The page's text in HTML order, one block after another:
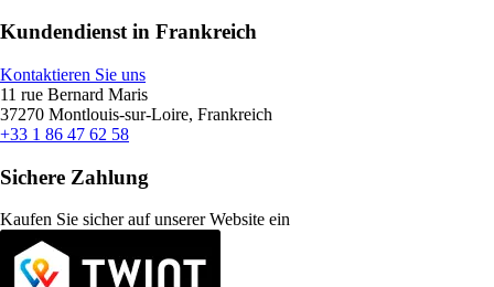
Kundendienst in Frankreich
Kontaktieren Sie uns
11 rue Bernard Maris
37270 Montlouis-sur-Loire, Frankreich
+33 1 86 47 62 58
Sichere Zahlung
Kaufen Sie sicher auf unserer Website ein